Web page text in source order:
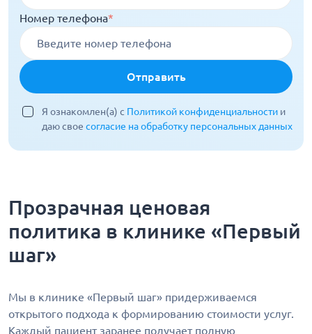
Номер телефона*
Отправить
Я ознакомлен(а) с Политикой конфиденциальности и
даю свое согласие на обработку персональных данных
Прозрачная ценовая
политика в клинике «Первый
шаг»
Мы в клинике «Первый шаг» придерживаемся
открытого подхода к формированию стоимости услуг.
Каждый пациент заранее получает полную